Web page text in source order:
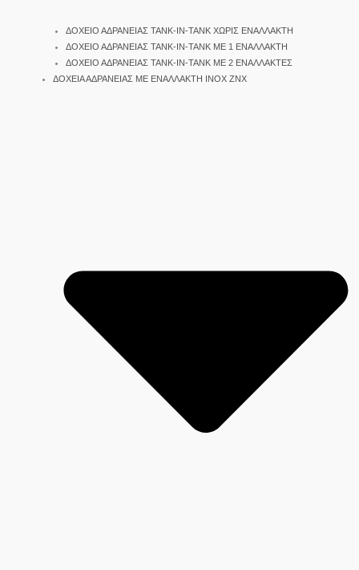
ΔΟΧΕΙΟ ΑΔΡΑΝΕΙΑΣ TANK-IN-TANK ΧΩΡΙΣ ΕΝΑΛΛΑΚΤΗ
ΔΟΧΕΙΟ ΑΔΡΑΝΕΙΑΣ TANK-IN-TANK ΜΕ 1 ΕΝΑΛΛΑΚΤΗ
ΔΟΧΕΙΟ ΑΔΡΑΝΕΙΑΣ TANK-IN-TANK ΜΕ 2 ΕΝΑΛΛΑΚΤΕΣ
ΔΟΧΕΙΑ ΑΔΡΑΝΕΙΑΣ ΜΕ ΕΝΑΛΛΑΚΤΗ INOX ΖΝΧ